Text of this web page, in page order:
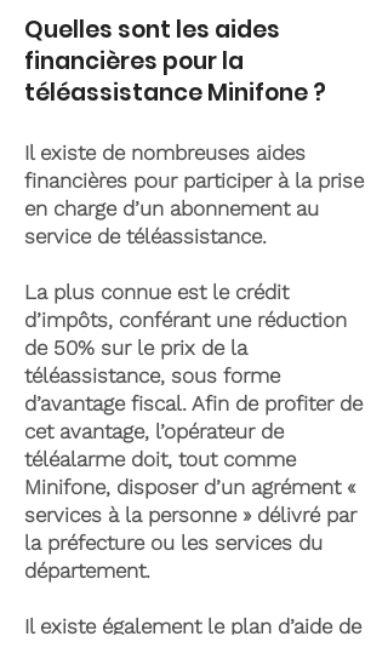
Quelles sont les aides
financières pour la
téléassistance Minifone ?
Il existe de nombreuses aides
financières pour participer à la prise
en charge d’un abonnement au
service de téléassistance.
La plus connue est le crédit
d’impôts, conférant une réduction
de 50% sur le prix de la
téléassistance, sous forme
d’avantage fiscal. Afin de profiter de
cet avantage, l’opérateur de
téléalarme doit, tout comme
Minifone, disposer d’un agrément «
services à la personne » délivré par
la préfecture ou les services du
département.
Il existe également le plan d’aide de